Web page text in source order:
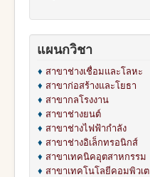
แผนกวิชา
♦ สาขาช่างเชื่อมและโลหะ
♦ สาขาก่อสร้างและโยธา
♦ สาขากลโรงงาน
♦ สาขาช่างยนต์
♦ สาขาช่างไฟฟ้ากำลัง
♦ สาขาช่างอิเล็กทรอนิกส์
♦ สาขาเทคนิคอุตสาหกรรม
♦ สาขาเทคโนโลยีคอมพิวเ